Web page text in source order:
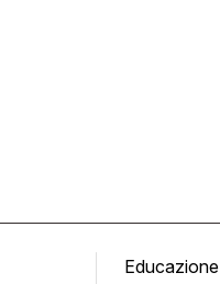
Educazione